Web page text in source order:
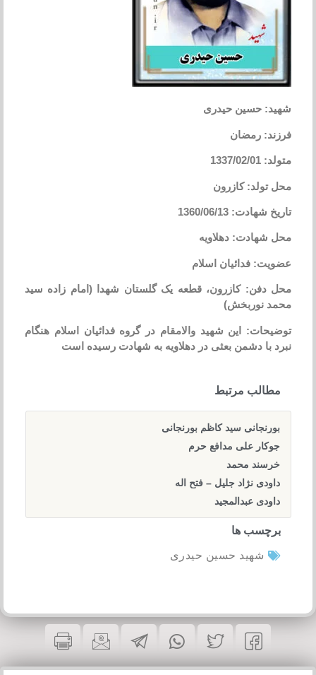
شهید: حسین حیدری
فرزند: رمضان
متولد: 1337/02/01
محل تولد: کازرون
تاریخ شهادت: 1360/06/13
محل شهادت: دهلاویه
عضویت: فدائیان اسلام
محل دفن: کازرون، قطعه یک گلستان شهدا (امام زاده سید
محمد نوربخش)
توضیحات: این شهید والامقام در گروه فدائیان اسلام هنگام
نبرد با دشمن بعثی در دهلاویه به شهادت رسیده است
مطالب مرتبط
بورنجانی سید کاظم بورنجانی
جوکار علی مدافع حرم
خرسند محمد
داودی نژاد جلیل – فتح اله
داودی عبدالمجید
برچسب ها
شهید حسین حیدری